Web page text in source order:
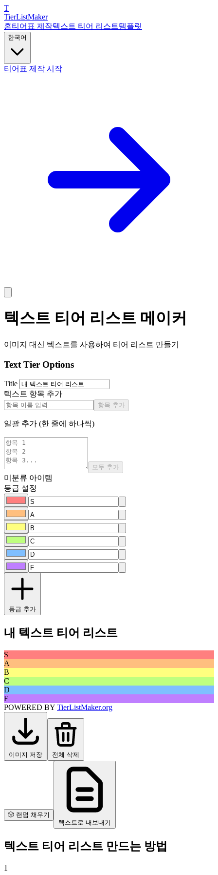
T
TierListMaker
홈티어표 제작텍스트 티어 리스트템플릿
한국어
티어표 제작 시작
텍스트 티어 리스트 메이커
이미지 대신 텍스트를 사용하여 티어 리스트 만들기
Text Tier Options
Title
텍스트 항목 추가
항목 추가
일괄 추가 (한 줄에 하나씩)
모두 추가
미분류 아이템
등급 설정
등급 추가
내 텍스트 티어 리스트
S
A
B
C
D
F
POWERED BY TierListMaker.org
이미지 저장 전체 삭제
🎲 랜덤 채우기
텍스트로 내보내기
텍스트 티어 리스트 만드는 방법
1